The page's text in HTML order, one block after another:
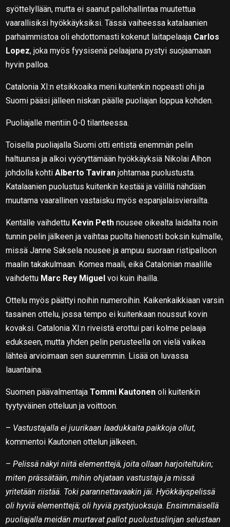
syöttelyllään, mutta ei saanut pallohallintaa muutettua
vaarallisiksi hyökkäyksiksi. Tässä vaiheessa katalaanien
parhaimmistoa oli ehdottomasti kokenut laitapelaaja Carlos
Lopez, joka myös fyysisenä pelaajana pystyi suojaamaan
hyvin palloa.
Catalonia XI:n etsikkoaika meni kuitenkin nopeasti ohi ja
Suomi pääsi jälleen niskan päälle puoliajan loppua kohden.
Puoliajalle mentiin 0-0 tilanteessa.
Toisella puoliajalla Suomi otti entistä enemmän pelin
haltuunsa ja alkoi vyöryttämään hyökkäyksiä Nikolai Alhon
johdolla kohtiAlberto Taviran johtamaa puolustusta.
Katalaanien puolustus kuitenkin kestää ja välillä nähdään
muutama vaarallinen vastaisku myös espanjalaisvierailta.
Kentälle vaihdettu Kevin Peth nousee oikealta laidalta noin
tunnin pelin jälkeen ja vaihtaa puolta hienosti boksin kulmalle,
missä Janne Saksela nousee ja ampuu suoraan ristipalloon
maalin takakulmaan. Komea maali, eikä Catalonian maalille
vaihdettu Marc Rey Miguel voi kuin ihailla.
Ottelu myös päättyi noihin numeroihin. Kaikenkaikkiaan varsin
tasainen ottelu, jossa tempo ei kuitenkaan noussut kovin
kovaksi. Catalonia XI:n riveistä erottui pari kolme pelaaja
edukseen, mutta yhden pelin perusteella on vielä vaikea
lähteä arvioimaan sen suuremmin. Lisää on luvassa
lauantaina.
Suomen päävalmentajaTommi Kautonen oli kuitenkin
tyytyväinen otteluun ja voittoon.
– Vastustajalla ei juurikaan laadukkaita paikkoja ollut,
kommentoi Kautonen ottelun jälkeen.
–Pelissä näkyi niitä elementtejä, joita ollaan harjoiteltukin;
miten prässätään, mihin ohjataan vastustaja ja missä
yritetään riistää. Toki parannettavaakin jäi. Hyökkäyspelissä
oli hyviä elementtejä; oli hyviä pystyjuoksuja. Ensimmäisellä
puoliajalla meidän murtavat pallot puolustuslinjan selustaan